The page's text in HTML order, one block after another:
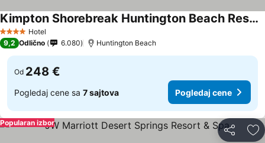
4 ZvezdiceHotel
Kimpton Shorebreak Huntington Beach Resort by IHG
Pogledaj cene
9,2 Odlično 6.080 Huntington Beach
Od 248 €
Pogledaj cene sa 7 sajtova Pogledaj cene
Deli
Popularan izbor